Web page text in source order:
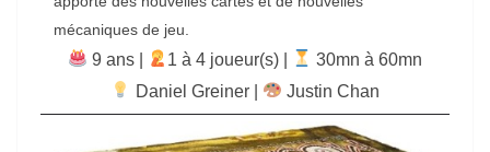
mécaniques de jeu.
9 ans | ‍1 à 4 joueur(s) |
30mn à 60mn
Daniel Greiner| Justin Chan